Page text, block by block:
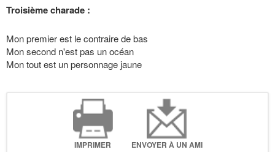
Troisième charade :
Mon premier est le contraire de bas
Mon second n'est pas un océan
Mon tout est un personnage jaune
IMPRIMER ENVOYER À UN AMI